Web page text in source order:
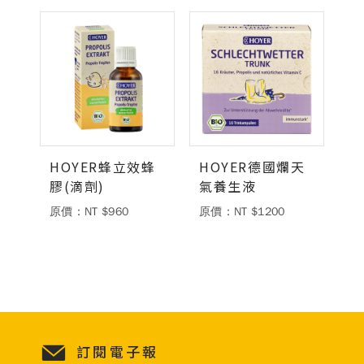
HOYER蜂立效蜂
膠(滴劑)
原價：NT $960
HOYER德國爛天
氣養生液
原價：NT $1200
訂閱電子報